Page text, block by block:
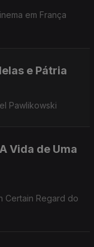
em França
e Pátria
Pawlikowski
Vida de Uma
Certain Regard do